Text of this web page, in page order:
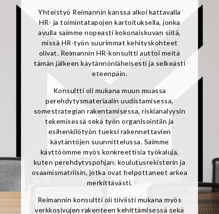
Yhteistyö Reimannin kanssa alkoi kattavalla
HR- ja toimintatapojen kartoituksella, jonka
avulla saimme nopeasti kokonaiskuvan siitä,
missä HR-työn suurimmat kehityskohteet
olivat. Reimannin HR-konsultti auttoi meitä
tämän jälkeen käytännönläheisesti ja selkeästi
eteenpäin.
Konsultti oli mukana muun muassa
perehdytysmateriaalin uudistamisessa,
somestrategian rakentamisessa, riskianalyysin
tekemisessä sekä työn organisointiin ja
esihenkilötyön tueksi rakennettavien
käytäntöjen suunnittelussa. Saimme
käyttöömme myös konkreettisia työkaluja,
kuten perehdytyspohjan, koulutusrekisterin ja
osaamismatriisin, jotka ovat helpottaneet arkea
merkittävästi.
Reimannin konsultti oli tiiviisti mukana myös
verkkosivujen rakenteen kehittämisessä sekä